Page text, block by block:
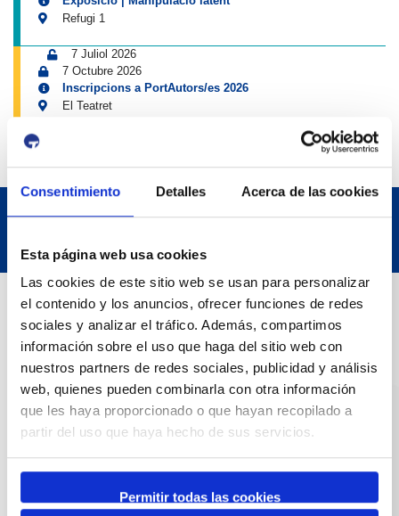
Consentimiento Detalles Acerca de las cookies
Esta página web usa cookies
Las cookies de este sitio web se usan para personalizar
el contenido y los anuncios, ofrecer funciones de redes
sociales y analizar el tráfico. Además, compartimos
información sobre el uso que haga del sitio web con
nuestros partners de redes sociales, publicidad y análisis
web, quienes pueden combinarla con otra información
que les haya proporcionado o que hayan recopilado a
partir del uso que haya hecho de sus servicios.
Permitir todas las cookies
Refugi 1
7 Juliol 2026
7 Octubre 2026
Inscripcions a PortAutors/es 2026
El Teatret
Dades de Contacte
Adreça
Passeig de l'Escullera s/n, 43004 Tarragona
Telèfon de contacte
977 259 400
Emergències